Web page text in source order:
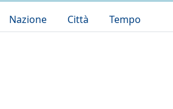
Nazione Città Tempo